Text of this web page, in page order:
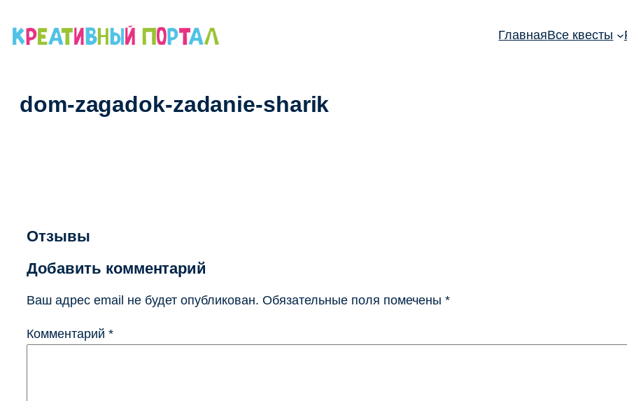
ГлавнаяВсе квесты
dom-zagadok-zadanie-sharik
Отзывы
Добавить комментарий
Ваш адрес email не будет опубликован. Обязательные поля помечены *
Комментарий *